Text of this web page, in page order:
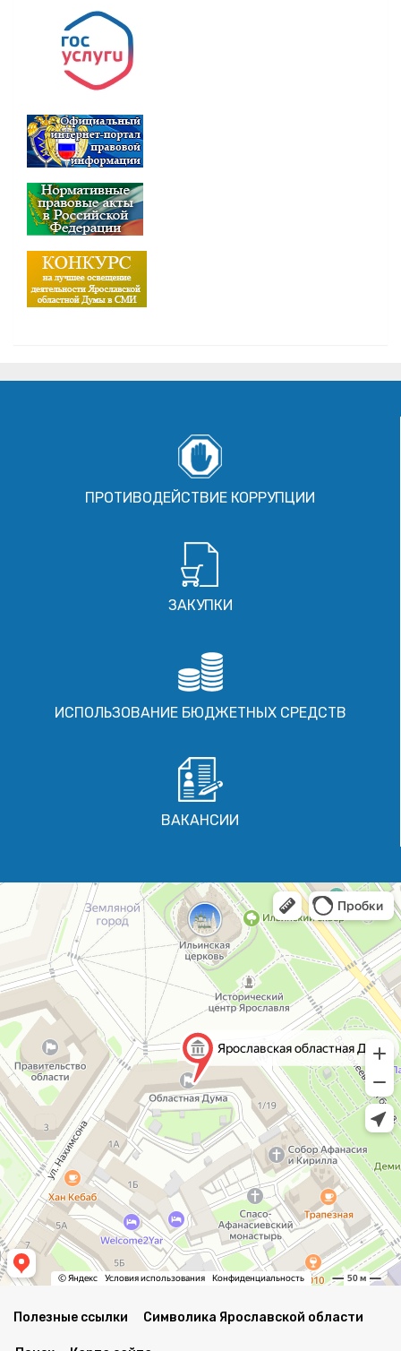
ПРОТИВОДЕЙСТВИЕ КОРРУПЦИИ
ЗАКУПКИ
ИСПОЛЬЗОВАНИЕ БЮДЖЕТНЫХ СРЕДСТВ
ВАКАНСИИ
Полезные ссылки Символика Ярославской области